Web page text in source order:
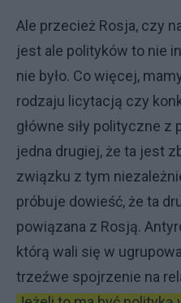
Ale przecież Rosja, czy
jest ale polityków to nie
nie było. Co więcej,
rodzaju licytacją czy
główne siły polityczne
jedna drugiej, że ta jest
związku z tym
próbuje dowieść, że ta
powiązana z Rosją.
którą wali się w
trzeźwe spojrzenie na